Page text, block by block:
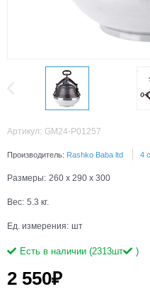
Артикул: GM24-P01257
Производитель: Rashko Baba ltd 4
Размеры: 260 x 290 x 300
Вес: 5.3 кг.
Ед. измерения: шт
Есть в наличии (2313шт )
2 550₽